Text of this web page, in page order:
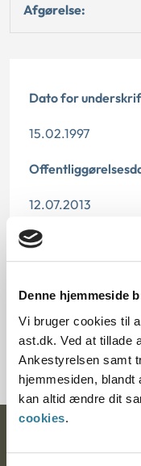
Denne hjemmeside
Vi bruger cookies til
ast.dk. Ved at tillade
Ankestyrelsen samt
hjemmesiden,
kan altid ændre dit
cookies.
Afgørelse:
Dato for
15.02.1997
12.07.2013
Paragraf
21100-95